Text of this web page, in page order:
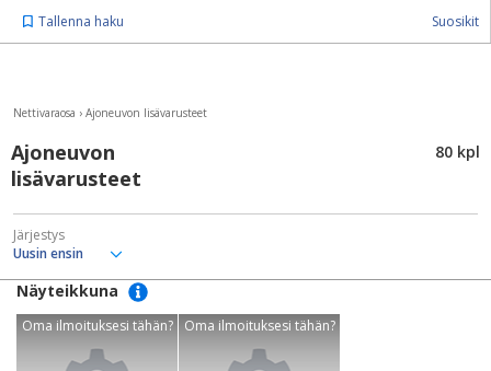
Tallenna haku Suosikit
Nettivaraosa › Ajoneuvon lisävarusteet
Ajoneuvon
lisävarusteet
80 kpl
Järjestys
Näyteikkuna
Oma ilmoituksesi tähän? Oma ilmoituksesi tähän?